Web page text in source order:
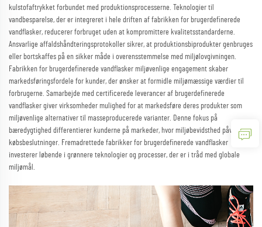
kulstofaftrykket forbundet med produktionsprocesserne. Teknologier til
vandbesparelse, der er integreret i hele driften af fabrikken for brugerdefinerede
vandflasker, reducerer forbruget uden at kompromittere kvalitetsstandarderne.
Ansvarlige affaldshåndteringsprotokoller sikrer, at produktionsbiprodukter genbruges
eller bortskaffes på en sikker måde i overensstemmelse med miljølovgivningen.
Fabrikken for brugerdefinerede vandflasker miljøvenlige engagement skaber
markedsføringsfordele for kunder, der ønsker at formidle miljømæssige værdier til
forbrugerne. Samarbejde med certificerede leverancer af brugerdefinerede
vandflasker giver virksomheder mulighed for at markedsføre deres produkter som
miljøvenlige alternativer til masseproducerede varianter. Denne fokus på
bæredygtighed differentierer kunderne på markeder, hvor miljøbevidsthed påvirker
købsbeslutninger. Fremadrettede fabrikker for brugerdefinerede vandflasker
investerer løbende i grønnere teknologier og processer, der er i tråd med globale
miljømål.